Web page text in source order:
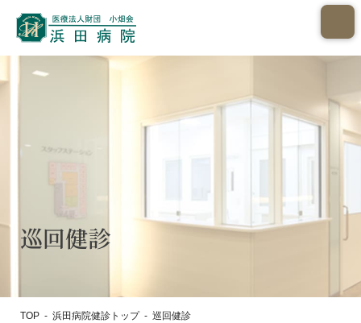
巡回健診
TOP - 浜田病院健診トップ- 巡回健診